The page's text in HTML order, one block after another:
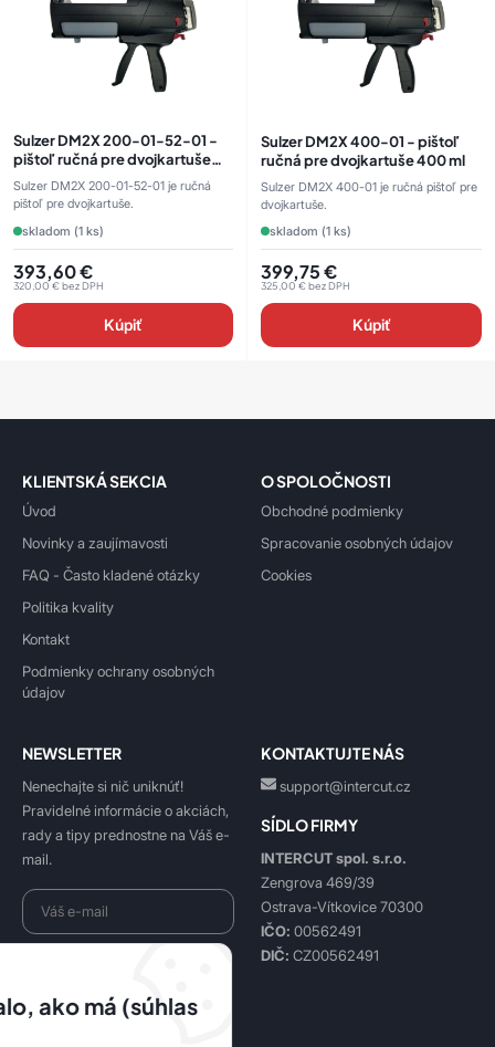
Sulzer DM2X 200-01-52-01 -
pištoľ ručná pre dvojkartuše
200 ml
Sulzer DM2X 200-01-52-01 je ručná
pištoľ pre dvojkartuše.
skladom (1 ks)
393,60€
320,00€bez DPH
Kúpiť
Sulzer DM2X 400-01 - pištoľ
ručná pre dvojkartuše 400 ml
Sulzer DM2X 400-01 je ručná pištoľ pre
dvojkartuše.
skladom (1 ks)
399,75€
325,00€bez DPH
Kúpiť
KLIENTSKÁ SEKCIA
Úvod
Novinky a zaujímavosti
FAQ - Často kladené otázky
Politika kvality
Kontakt
Podmienky ochrany osobných
údajov
O SPOLOČNOSTI
Obchodné podmienky
Spracovanie osobných údajov
Cookies
NEWSLETTER
Nenechajte si nič uniknúť!
Pravidelné informácie o akciách,
rady a tipy prednostne na Váš e-
mail.
Prihlásiť sa k odberu
KONTAKTUJTE NÁS
support@intercut.cz
SÍDLO FIRMY
INTERCUT spol. s.r.o.
Zengrova 469/39
Ostrava-Vítkovice 70300
IČO: 00562491
DIČ: CZ00562491
ako má (súhlas